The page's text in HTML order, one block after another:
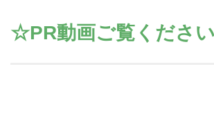
☆PR動画ご覧くださ